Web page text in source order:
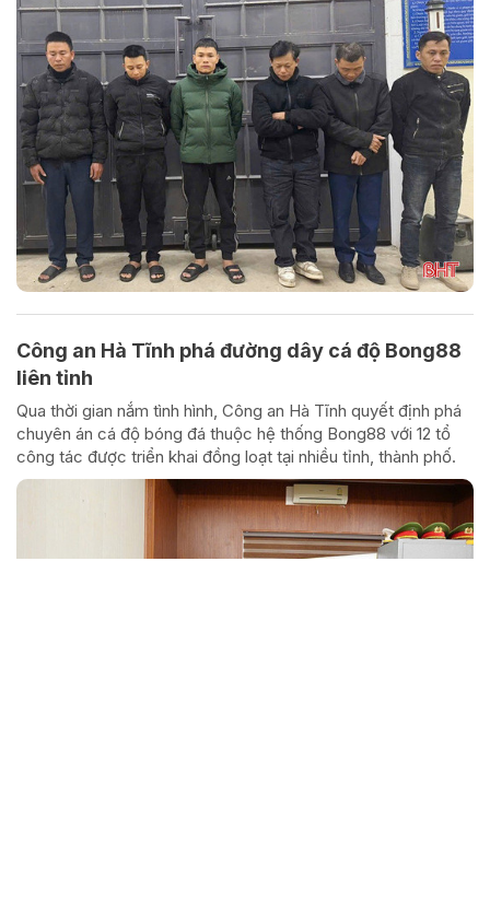
Công an Hà Tĩnh phá đường dây cá độ Bong88
liên tỉnh
Qua thời gian nắm tình hình, Công an Hà Tĩnh quyết định phá
chuyên án cá độ bóng đá thuộc hệ thống Bong88 với 12 tổ
công tác được triển khai đồng loạt tại nhiều tỉnh, thành phố.